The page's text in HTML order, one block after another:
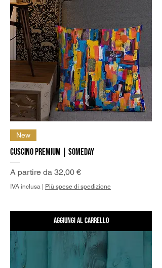
New
Cuscino Premium | Someday
A partire da 32,00 €
Prezzo scontato
IVA inclusa | Più spese di spedizione
Aggiungi al carrello